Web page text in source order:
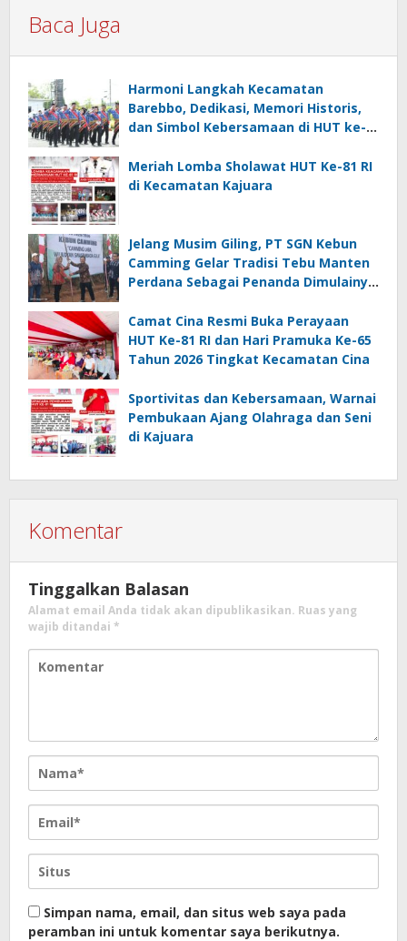
Baca Juga
Harmoni Langkah Kecamatan
Barebbo, Dedikasi, Memori Historis,
dan Simbol Kebersamaan di HUT ke-
Meriah Lomba Sholawat HUT Ke-81 RI
di Kecamatan Kajuara
Jelang Musim Giling, PT SGN Kebun
Camming Gelar Tradisi Tebu Manten
Perdana Sebagai Penanda Dimulainya
Camat Cina Resmi Buka Perayaan
HUT Ke-81 RI dan Hari Pramuka Ke-65
Tahun 2026 Tingkat Kecamatan Cina
Sportivitas dan Kebersamaan, Warnai
Pembukaan Ajang Olahraga dan Seni
di Kajuara
Komentar
Tinggalkan Balasan
Alamat email Anda tidak akan dipublikasikan. Ruas yang
wajib ditandai *
Simpan nama, email, dan situs web saya pada
peramban ini untuk komentar saya berikutnya.